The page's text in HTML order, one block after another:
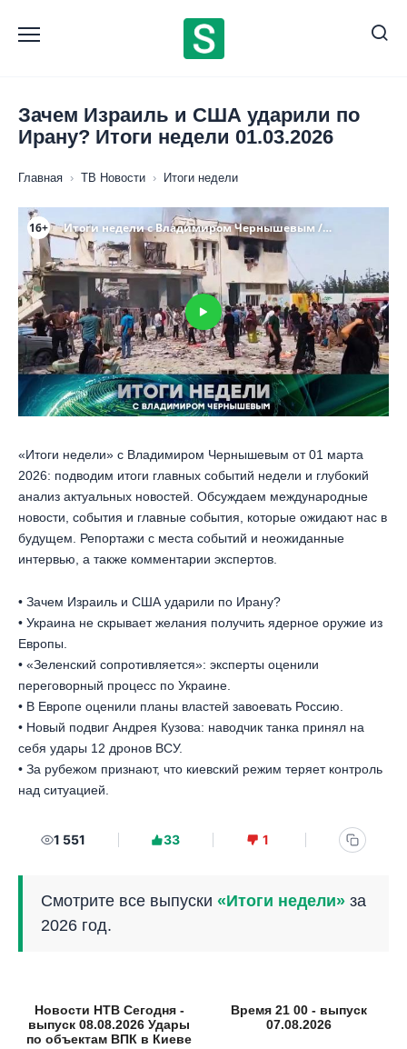
содержанию
Зачем Израиль и США ударили по
Ирану? Итоги недели 01.03.2026
Главная › ТВ Новости › Итоги недели
«Итоги недели» с Владимиром Чернышевым от 01 марта
2026: подводим итоги главных событий недели и глубокий
анализ актуальных новостей. Обсуждаем международные
новости, события и главные события, которые ожидают нас в
будущем. Репортажи с места событий и неожиданные
интервью, а также комментарии экспертов.
• Зачем Израиль и США ударили по Ирану?
• Украина не скрывает желания получить ядерное оружие из
Европы.
• «Зеленский сопротивляется»: эксперты оценили
переговорный процесс по Украине.
• В Европе оценили планы властей завоевать Россию.
• Новый подвиг Андрея Кузова: наводчик танка принял на
себя удары 12 дронов ВСУ.
• За рубежом признают, что киевский режим теряет контроль
над ситуацией.
1 551 33 1
Смотрите все выпуски «Итоги недели» за
2026 год.
Новости НТВ Сегодня -
выпуск 08.08.2026 Удары
по объектам ВПК в Киеве
Время 21 00 - выпуск
07.08.2026